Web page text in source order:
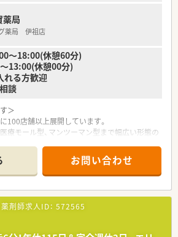
薬局
薬局 伊祖店
～18:00(休憩60分)
休憩00分)
る方歓迎
談
＞
100店舗以上展開しています。
療モール型、マンツーマン型まで幅広い形態の
いがあるため、調剤だけではなくOTCも経験で
して20枚/人程度の人数体制を維持しておりま
オンライン共有し、自宅近く以外でも飲み合わ
ができる体制を整えています。
ければ、社員の皆さんに給与として還元をして
じて評価頂ける会社です。
お問い合わせ
薬剤師求人ID： 572565